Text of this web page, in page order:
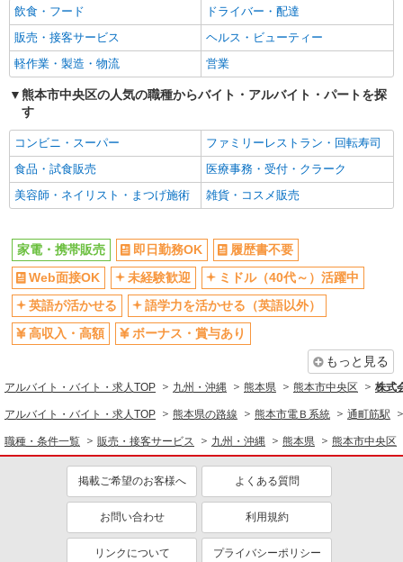
社員登用あり
飲食・フード
ドライバー・配達
販売・接客サービス
ヘルス・ビューティー
軽作業・製造・物流
営業
熊本市中央区の人気の職種からバイト・アルバイト・パートを探
す
コンビニ・スーパー
ファミリーレストラン・回転寿司
食品・試食販売
医療事務・受付・クラーク
美容師・ネイリスト・まつげ施術
雑貨・コスメ販売
家電・携帯販売 即日勤務OK
履歴書不要
Web面接OK
未経験歓迎
ミドル（40代～）活躍中
英語が活かせる
語学力を活かせる（英語以外）
高収入・高額
ボーナス・賞与あり
もっと見る
アルバイト・バイト・求人TOP 九州・沖縄 熊本県 熊本市中央区 株式
アルバイト・バイト・求人TOP 熊本県の路線 熊本市電Ｂ系統 通町筋駅
職種・条件一覧 販売・接客サービス 九州・沖縄 熊本県 熊本市中央区
掲載ご希望のお客様へ よくある質問
お問い合わせ 利用規約
リンクについて プライバシーポリシー